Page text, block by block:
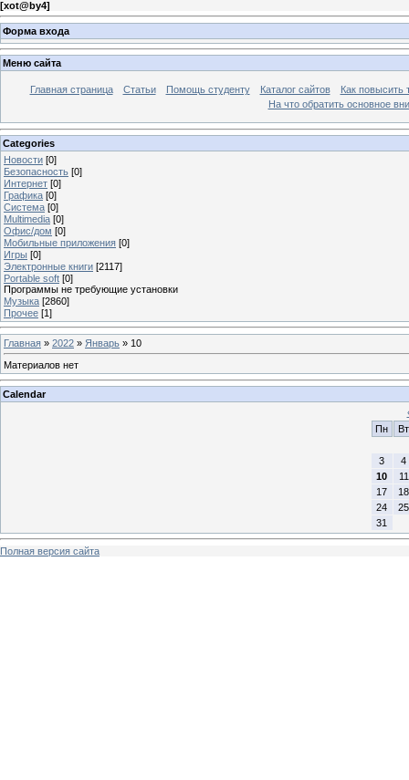
[xot@by4]
Форма входа
Меню сайта
Главная страница Статьи Помощь студенту Каталог сайтов
Как повысить
На что обратить основное
Categories
Новости [0]
Безопасность [0]
Интернет [0]
Графика [0]
Система [0]
Multimedia [0]
Офис/дом [0]
Мобильные приложения [0]
Игры [0]
Электронные книги [2117]
Portable soft [0]
Программы не требующие установки
Музыка [2860]
Прочее [1]
Главная » 2022 » Январь » 10
Материалов нет
Calendar
Пн
Вт
3
4
10
11
17
18
24
25
31
Полная версия сайта